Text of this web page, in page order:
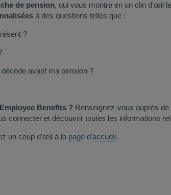
de pension, qui vous montre en un clin d'œil
à des questions telles que :
?
avant ma pension ?
Benefits ? Renseignez-vous auprès
connecter et découvrir toutes les informations
un coup d’œil à la page d'accueil.